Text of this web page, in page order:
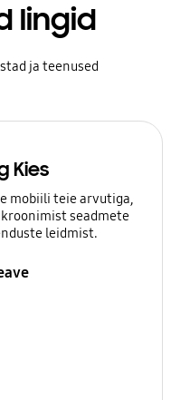
lingid
ja teenused
Kies
mobiili teie arvutiga,
seadmete
leidmist.